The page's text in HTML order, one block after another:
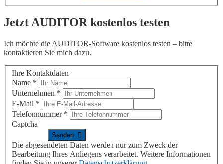
Jetzt AUDITOR kostenlos testen
Ich möchte die AUDITOR-Software kostenlos testen – bitte
kontaktieren Sie mich dazu.
Ihre Kontaktdaten
Name *
Unternehmen *
E-Mail *
Telefonnummer *
Captcha
Die abgesendeten Daten werden nur zum Zweck der
Bearbeitung Ihres Anliegens verarbeitet. Weitere Informationen